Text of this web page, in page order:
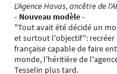
L'Agence Havas, ancêtre de
- Nouveau modèle -
"Tout avait été décidé un
et surtout l'objectif": recréer
française capable de faire
monde, l'héritière de
Tesselin plus tard.